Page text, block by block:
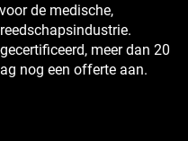
de medische,
meer dan 20
nog een offerte aan.